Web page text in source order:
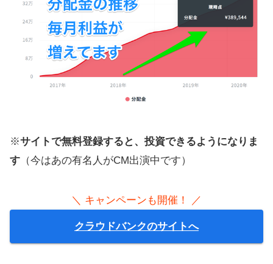
※サイトで無料登録すると、投資できるようになりま
す （今はあの有名人がCM出演中です）
＼ キャンペーンも開催！ ／
クラウドバンクのサイトへ